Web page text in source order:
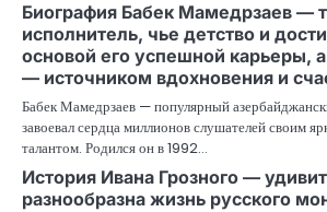
Биография Бабек Мамедрзаев —
исполнитель, чье детство и
основой его успешной карьеры,
— источником вдохновения и
Бабек Мамедрзаев — популярный
завоевал сердца миллионов слушателей своим
талантом. Родился он в 1992…
История Ивана Грозного —
разнообразна жизнь русского